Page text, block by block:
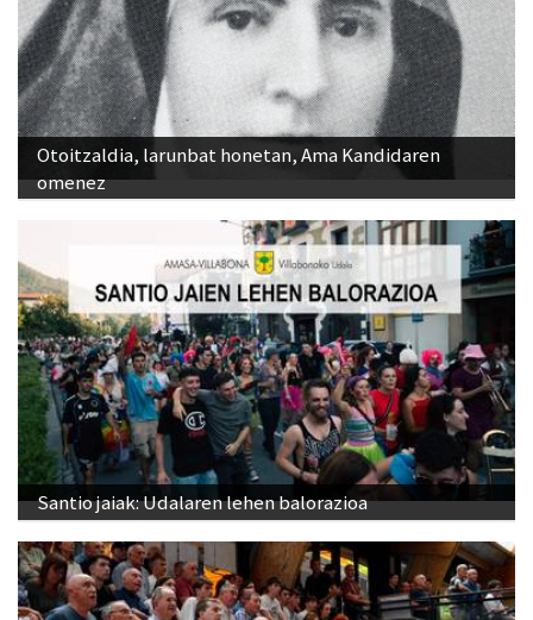
Otoitzaldia, larunbat honetan, Ama Kandidaren
omenez
Santio jaiak: Udalaren lehen balorazioa